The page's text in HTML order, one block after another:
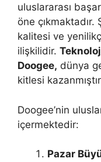
uluslararası
öne çıkmaktadır.
kalitesi ve
ilişkilidir.
Doogee, dünya
kitlesi
Doogee’nin
içermektedir:
Pazar